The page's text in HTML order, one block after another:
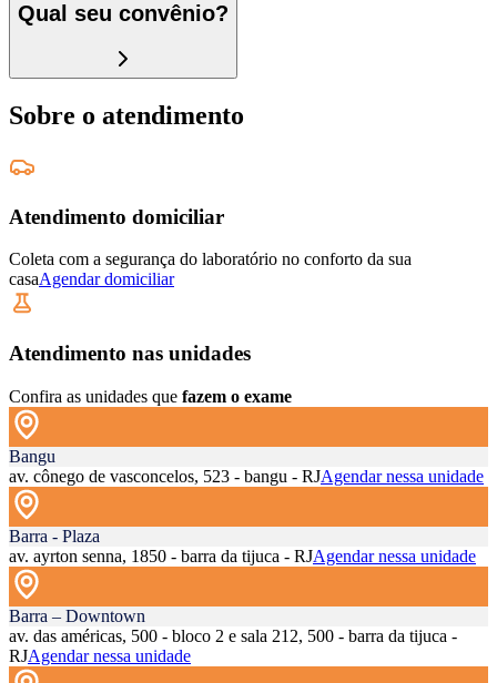
Qual seu convênio?
Sobre o atendimento
Atendimento domiciliar
Coleta com a segurança do laboratório no conforto da sua
casaAgendar domiciliar
Atendimento nas unidades
Confira as unidades que fazem o exame
Bangu
av. cônego de vasconcelos, 523 - bangu - RJAgendar nessa unidade
Barra - Plaza
av. ayrton senna, 1850 - barra da tijuca - RJAgendar nessa unidade
Barra – Downtown
av. das américas, 500 - bloco 2 e sala 212, 500 - barra da tijuca -
RJAgendar nessa unidade